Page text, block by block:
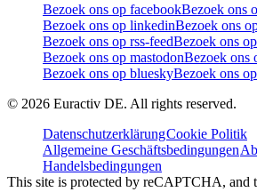
Bezoek ons op facebookBezoek ons
Bezoek ons op linkedinBezoek ons
Bezoek ons op rss-feedBezoek ons
Bezoek ons op mastodonBezoek ons
Bezoek ons op blueskyBezoek ons
© 2026 Euractiv DE. All rights reserved.
DatenschutzerklärungCookie Politik
Allgemeine Geschäftsbedingungen
Handelsbedingungen
This site is protected by reCAPTCHA, and